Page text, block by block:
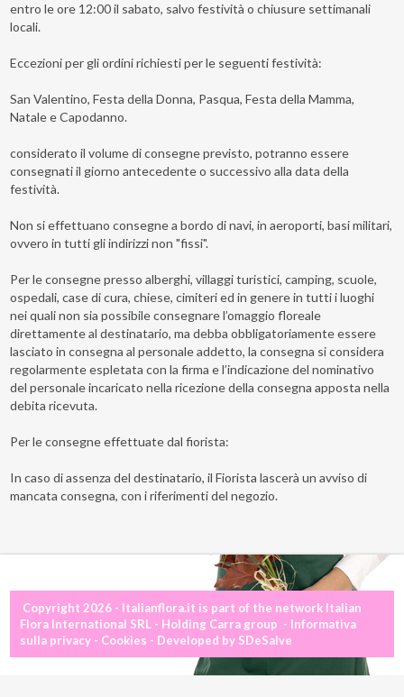
entro le ore 12:00 il sabato, salvo festività o chiusure settimanali
locali.
Eccezioni per gli ordini richiesti per le seguenti festività:
San Valentino, Festa della Donna, Pasqua, Festa della Mamma,
Natale e Capodanno.
considerato il volume di consegne previsto, potranno essere
consegnati il giorno antecedente o successivo alla data della
festività.
Non si effettuano consegne a bordo di navi, in aeroporti, basi militari,
ovvero in tutti gli indirizzi non "fissi".
Per le consegne presso alberghi, villaggi turistici, camping, scuole,
ospedali, case di cura, chiese, cimiteri ed in genere in tutti i luoghi
nei quali non sia possibile consegnare l’omaggio floreale
direttamente al destinatario, ma debba obbligatoriamente essere
lasciato in consegna al personale addetto, la consegna si considera
regolarmente espletata con la firma e l’indicazione del nominativo
del personale incaricato nella ricezione della consegna apposta nella
debita ricevuta.
Per le consegne effettuate dal fiorista:
In caso di assenza del destinatario, il Fiorista lascerà un avviso di
mancata consegna, con i riferimenti del negozio.
Copyright 2026 - Italianflora.it is part of the network Italian
Flora International SRL - Holding Carra group - Informativa
sulla privacy- Cookies - Developed by SDeSalve